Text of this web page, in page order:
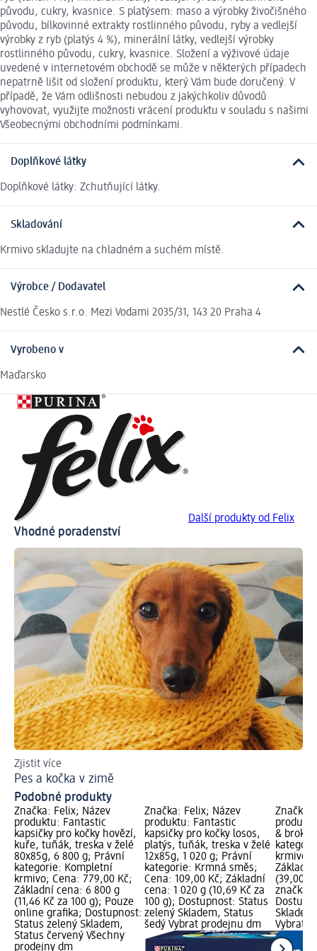
původu, cukry, kvasnice. S platýsem: maso a výrobky živočišného
původu, bílkovinné extrakty rostlinného původu, ryby a vedlejší
výrobky z ryb (platýs 4 %), minerální látky, vedlejší výrobky
rostlinného původu, cukry, kvasnice. Složení a výživové údaje
uvedené v internetovém obchodě se může v některých případech
nepatrně lišit od složení produktu, který Vám bude doručený. V
případě, že Vám odlišnosti nebudou z jakýchkoliv důvodů
vyhovovat, využijte možnosti vrácení produktu v souladu s našimi
Všeobecnými obchodními podmínkami.
Doplňkové látky
Doplňkové látky: Zchutňující látky.
Skladování
Krmivo skladujte na chladném a suchém místě.
Výrobce / Dodavatel
Nestlé Česko s.r.o. Mezi Vodami 2035/31, 143 20 Praha 4
Vyrobeno v
Maďarsko
Další produkty od Felix
Vhodné poradenství
Zjistit více
Pes a kočka v zimě
Podobné produkty
Značka: Felix; Název
produktu: Fantastic
kapsičky pro kočky hovězí,
kuře, tuňák, treska v želé
80x85g, 6 800 g; Právní
kategorie: Kompletní
krmivo; Cena: 779,00 Kč;
Základní cena: 6 800 g
(11,46 Kč za 100 g); Pouze
online grafika; Dostupnost:
Status zelený Skladem,
Status červený Všechny
prodejny dm
Značka: Felix; Název
produktu: Fantastic
kapsičky pro kočky losos,
platýs, tuňák, treska v želé
12x85g, 1 020 g; Právní
kategorie: Krmná směs;
Cena: 109,00 Kč; Základní
cena: 1 020 g (10,69 Kč za
100 g); Dostupnost: Status
zelený Skladem, Status
šedý Vybrat prodejnu dm
Značka:
&
krmivo;
(39,00
značka
Vybrat